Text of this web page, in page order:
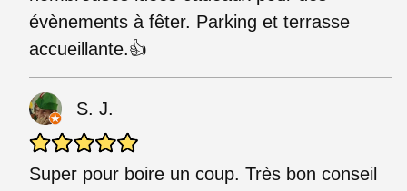
évènements à fêter. Parking et terrasse
accueillante.👍
S. J.
Super pour boire un coup. Très bon conseil